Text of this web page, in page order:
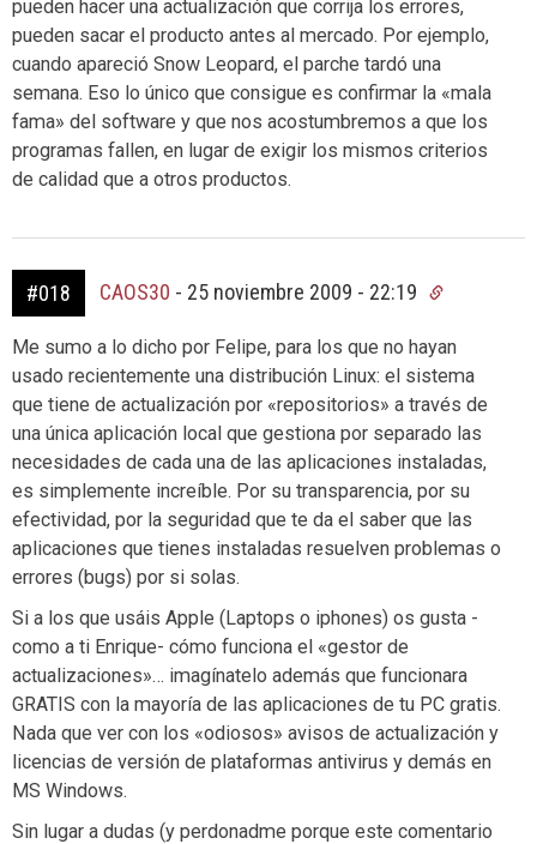
pueden hacer una actualización que corrija los errores,
pueden sacar el producto antes al mercado. Por ejemplo,
cuando apareció Snow Leopard, el parche tardó una
semana. Eso lo único que consigue es confirmar la «mala
fama» del software y que nos acostumbremos a que los
programas fallen, en lugar de exigir los mismos criterios
de calidad que a otros productos.
#018 CAOS30 - 25 noviembre 2009 - 22:19
Me sumo a lo dicho por Felipe, para los que no hayan
usado recientemente una distribución Linux: el sistema
que tiene de actualización por «repositorios» a través de
una única aplicación local que gestiona por separado las
necesidades de cada una de las aplicaciones instaladas,
es simplemente increíble. Por su transparencia, por su
efectividad, por la seguridad que te da el saber que las
aplicaciones que tienes instaladas resuelven problemas o
errores (bugs) por si solas.
Si a los que usáis Apple (Laptops o iphones) os gusta -
como a ti Enrique- cómo funciona el «gestor de
actualizaciones»… imagínatelo además que funcionara
GRATIS con la mayoría de las aplicaciones de tu PC gratis.
Nada que ver con los «odiosos» avisos de actualización y
licencias de versión de plataformas antivirus y demás en
MS Windows.
Sin lugar a dudas (y perdonadme porque este comentario